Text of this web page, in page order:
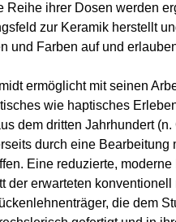
Reihe ihrer Dosen werden
zur Keramik herstellt
und Farben auf und
ermöglicht mit seinen
wie haptisches
dem dritten Jahrhundert
durch eine
Eine reduzierte,
der erwarteten
die dem